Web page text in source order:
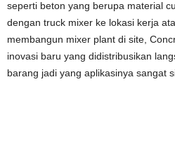
seperti beton yang berupa material
dengan truck mixer ke lokasi kerja
membangun mixer plant di site,
inovasi baru yang didistribusikan
barang jadi yang aplikasinya sangat